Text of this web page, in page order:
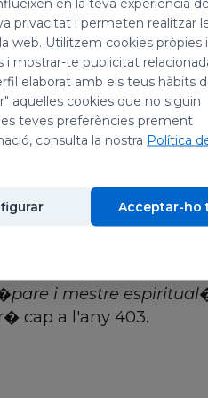
tingu� una visi� en
un lloc de
vers l�any 585.
IV. Port� a terme
agafava cada cop
ja lluny�. Treball�
participant en el
388 va batejar sant
i religiosa arribant a
pare i mestre espiritual
cap a l'any 403.
privacitat i permeten realitzar
web. Utilitzem cookies pròpies
i mostrar-te publicitat
elaborat amb els teus hàbits
aquelles cookies que no siguin
teves preferències prement
consulta la nostra Política
Acceptar-ho